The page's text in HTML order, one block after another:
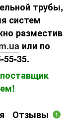
трубы,
систем
разместив
или по
55-35.
Отзывы 1